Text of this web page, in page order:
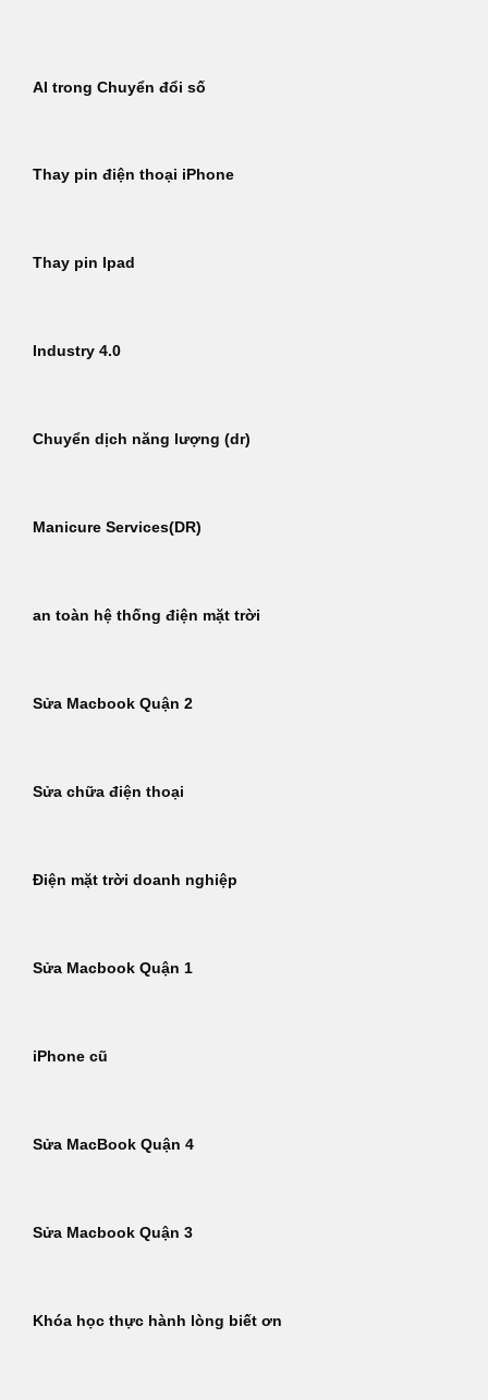
dungAI trong Chuyển đổi số
Thay pin điện thoại iPhone
Thay pin Ipad
Industry 4.0
Chuyển dịch năng lượng (dr)
Manicure Services(DR)
an toàn hệ thống điện mặt trời
Sửa Macbook Quận 2
Sửa chữa điện thoại
Điện mặt trời doanh nghiệp
Sửa Macbook Quận 1
iPhone cũ
Sửa MacBook Quận 4
Sửa Macbook Quận 3
Khóa học thực hành lòng biết ơn